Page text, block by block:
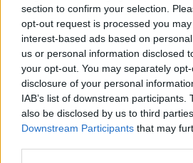
section to confirm your selection.
opt-out request is processed you
interest-based ads based on
us or personal information disclosed
your opt-out. You may separately
disclosure of your personal
IAB’s list of downstream participants.
also be disclosed by us to third
Downstream Participants that may
Paroles + Traduction
Commentaires
Voir la vidéo de
Doing New Year's
Armstrong)»